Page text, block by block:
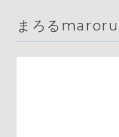
まろるmaroru